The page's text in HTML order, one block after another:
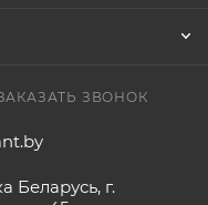
ЗВОНОК
Беларусь, г.